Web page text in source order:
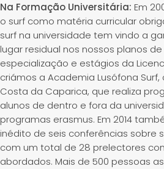
Na Formação Universitária: Em
o surf como matéria curricular
surf na universidade tem vindo a
lugar residual nos nossos planos
especialização e estágios da
criámos a Academia Lusófona
Costa da Caparica, que realiza
alunos de dentro e fora da
programas erasmus. Em 2014
inédito de seis conferências sobre
com um total de 28 prelectores
abordados. Mais de 500 pessoas